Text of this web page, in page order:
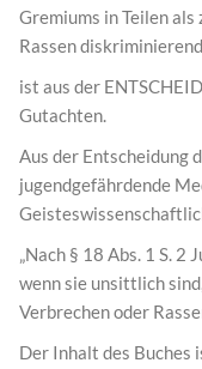
Gremiums in Teilen als
Rassen
ist aus der
Gutachten.
Aus der Entscheidung
jugendgefährdende
„Nach § 18 Abs. 1 S. 2
wenn sie unsittlich
Verbrechen oder
Der Inhalt des Buches